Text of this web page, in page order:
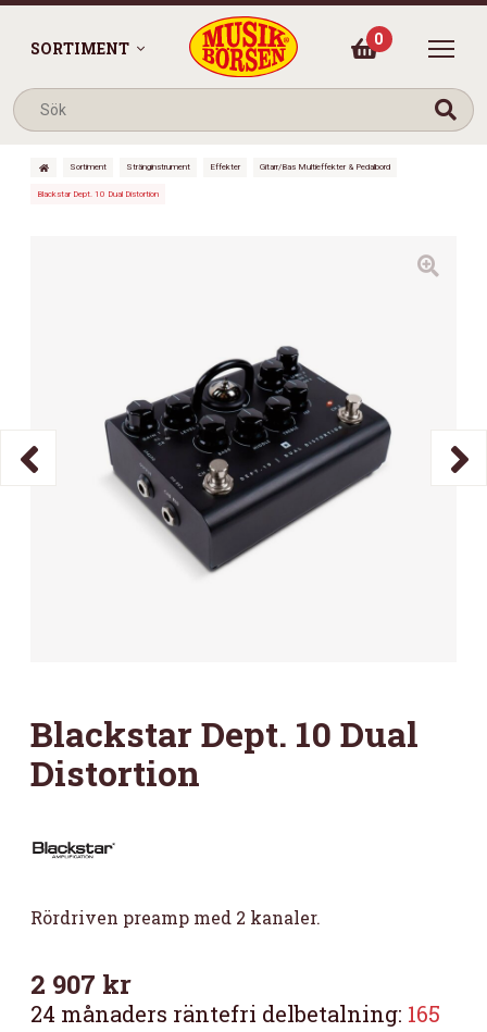
SORTIMENT 0
Sortiment Stränginstrument Effekter Gitarr/Bas Multieffekter & Pedalbord
Blackstar Dept. 10 Dual Distortion
Blackstar Dept. 10 Dual
Distortion
Rördriven preamp med 2 kanaler.
2 907 kr
24 månaders räntefri delbetalning: 165